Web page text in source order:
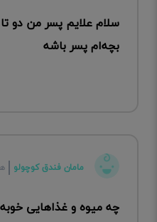
سلام علایم پسر من دو
بچه‌ام پسر باشه
مامان فندق کوچولو
چه میوه و غذاهایی